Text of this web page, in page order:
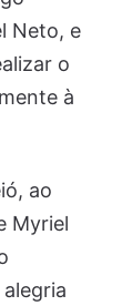
Neto, e
o
à
ao
Myriel